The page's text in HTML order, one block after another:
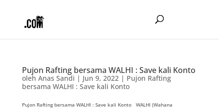
Pujon Rafting bersama WALHI : Save kali Konto
oleh Anas Sandi | Jun 9, 2022| Pujon Rafting
bersama WALHI : Save kali Konto
Pujon Rafting bersama WALHI : Save kali Konto WALHI (Wahana